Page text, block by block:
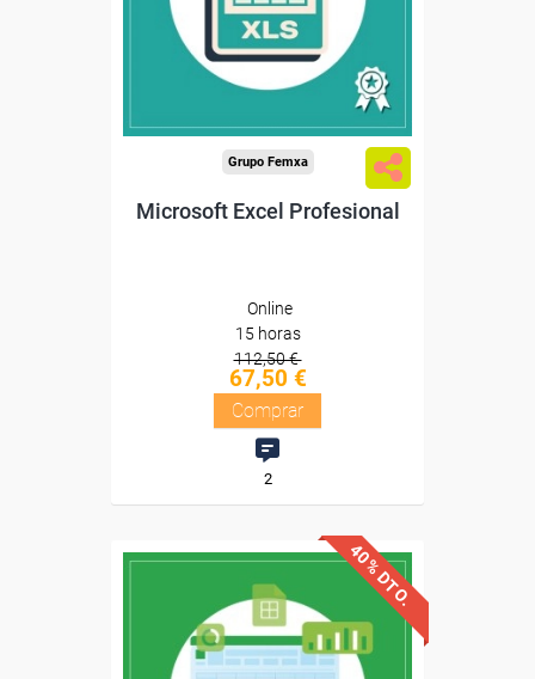
Diploma
Grupo Femxa
Microsoft Excel Profesional
Online
15 horas
112,50 €
67,50 €
Comprar
2
40% DTO.
Descuentos especiales